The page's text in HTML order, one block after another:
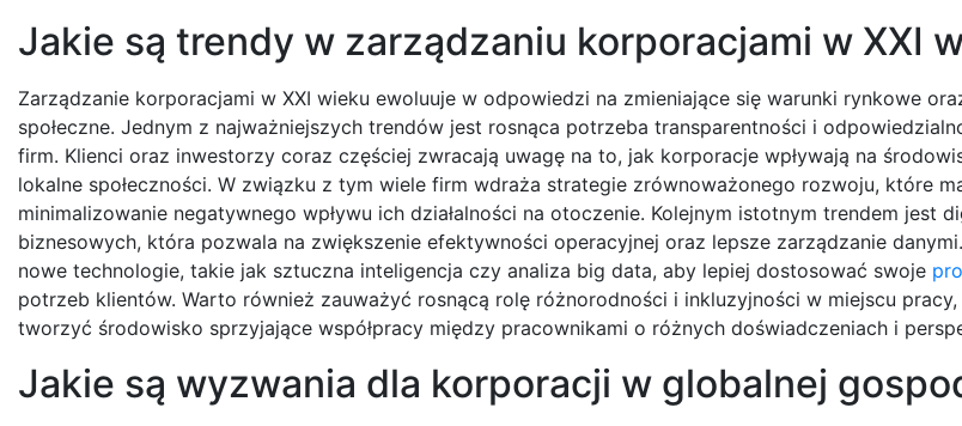
Jakie są trendy w zarządzaniu korporacjami w XXI
Zarządzanie korporacjami w XXI wieku ewoluuje w odpowiedzi na zmieniające się warunki rynkowe
społeczne. Jednym z najważniejszych trendów jest rosnąca potrzeba transparentności i
firm. Klienci oraz inwestorzy coraz częściej zwracają uwagę na to, jak korporacje wpływają na
lokalne społeczności. W związku z tym wiele firm wdraża strategie zrównoważonego rozwoju, które
minimalizowanie negatywnego wpływu ich działalności na otoczenie. Kolejnym istotnym trendem jest
biznesowych, która pozwala na zwiększenie efektywności operacyjnej oraz lepsze zarządzanie
nowe technologie, takie jak sztuczna inteligencja czy analiza big data, aby lepiej dostosować swoje
potrzeb klientów. Warto również zauważyć rosnącą rolę różnorodności i inkluzyjności w miejscu
tworzyć środowisko sprzyjające współpracy między pracownikami o różnych doświadczeniach i
Jakie są wyzwania dla korporacji w globalnej